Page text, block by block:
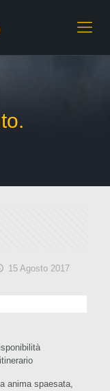
15 Agosto 2017
anima spaesata,